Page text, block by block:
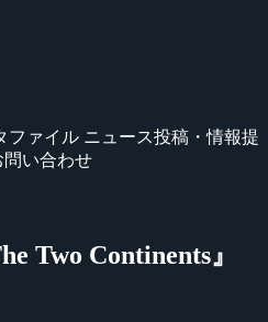
ファイル ニュース投稿・情報提
問い合わせ
Two Continents』